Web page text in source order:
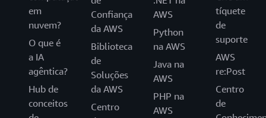
em
nuvem?
O que é
a IA
agêntica?
Hub de
conceitos
Confiança
da AWS
Biblioteca
de
Soluções
da AWS
Centro
AWS
Python
na AWS
Java na
AWS
PHP na
AWS
tíquete
de
suporte
AWS
re:Post
Centro
de